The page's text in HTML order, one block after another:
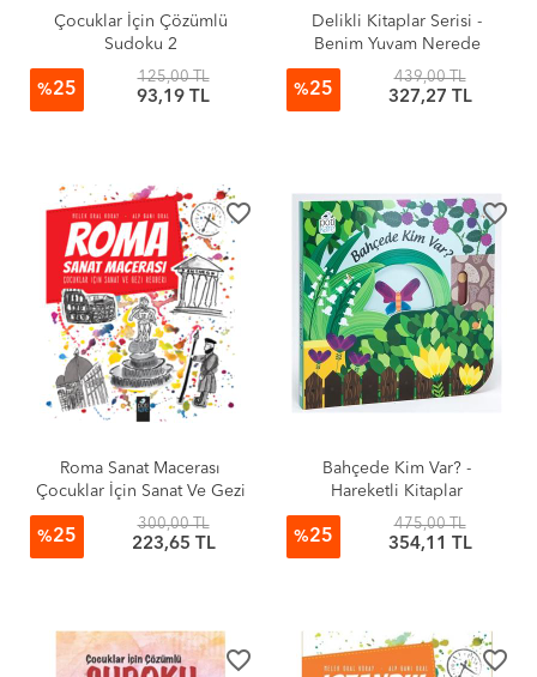
Çocuklar İçin Çözümlü
Sudoku 2
%25
125,00 TL
93,19 TL
Delikli Kitaplar Serisi -
Benim Yuvam Nerede
%25
439,00 TL
327,27 TL
favorite_border
Roma Sanat Macerası
Çocuklar İçin Sanat Ve Gezi
Rehberi
%25
300,00 TL
223,65 TL
favorite_border
Bahçede Kim Var? -
Hareketli Kitaplar
%25
475,00 TL
354,11 TL
favorite_border favorite_border